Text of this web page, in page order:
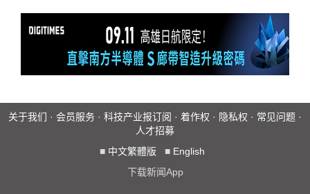
关于我们 · 会员服务 · 科技产业报订阅 · 着作权 · 隐私权 · 常见问题 ·
人才招募
■ 中文繁體版 ■ English
下载新闻App